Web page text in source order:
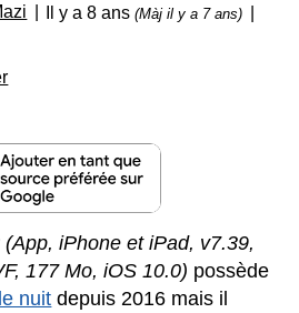
Il y a 8 ans(Màj il y a 7 ans)
(App, iPhone et iPad, v7.39,
177 Mo, iOS 10.0) possède
nuit depuis 2016 mais il